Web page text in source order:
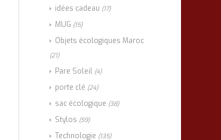
idées cadeau (17)
MUG (15)
Objets écologiques Maroc
(21)
Pare Soleil (4)
porte clé (24)
sac écologique (38)
Stylos (59)
Technologie (135)